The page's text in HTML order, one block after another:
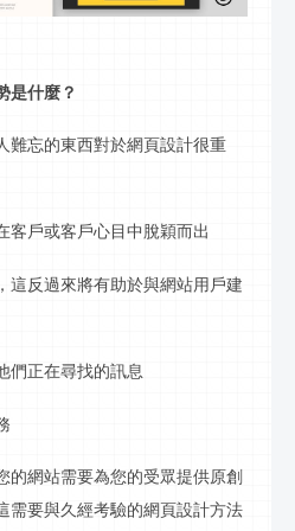
是什麼？
難忘的東西對於網頁設計很重
客戶或客戶心目中脫穎而出
這反過來將有助於與網站用戶建
們正在尋找的訊息
的網站需要為您的受眾提供原創
需要與久經考驗的網頁設計方法